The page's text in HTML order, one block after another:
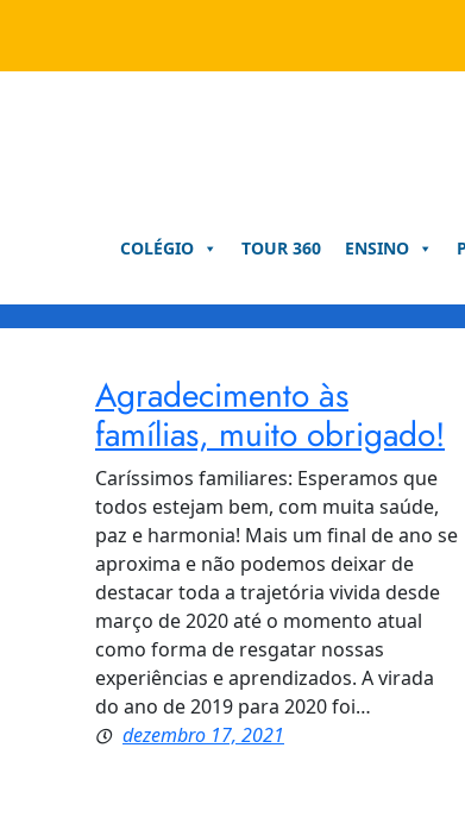
o
COLÉGIO TOUR 360 ENSINO
Agradecimento às
famílias, muito obrigado!
Caríssimos familiares: Esperamos que
todos estejam bem, com muita saúde,
paz e harmonia! Mais um final de ano se
aproxima e não podemos deixar de
destacar toda a trajetória vivida desde
março de 2020 até o momento atual
como forma de resgatar nossas
experiências e aprendizados. A virada
do ano de 2019 para 2020 foi…
dezembro 17, 2021